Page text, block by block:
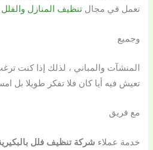
تعمل في مجالتنظيف المنازل والفلل
وجميع
المنشآت والمباني ، لذلك إذا كنت
تعيش فيه أيا كان فلا تفكر طويلا بل
مع فريق
خدمة عملاء شركة تنظيف فلل